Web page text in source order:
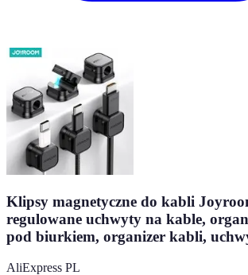
Klipsy magnetyczne do kabli
regulowane uchwyty na kable,
pod biurkiem, organizer kabli,
AliExpress PL